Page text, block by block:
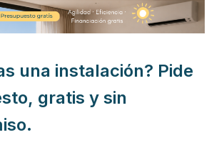
una instalación? Pide
gratis y sin